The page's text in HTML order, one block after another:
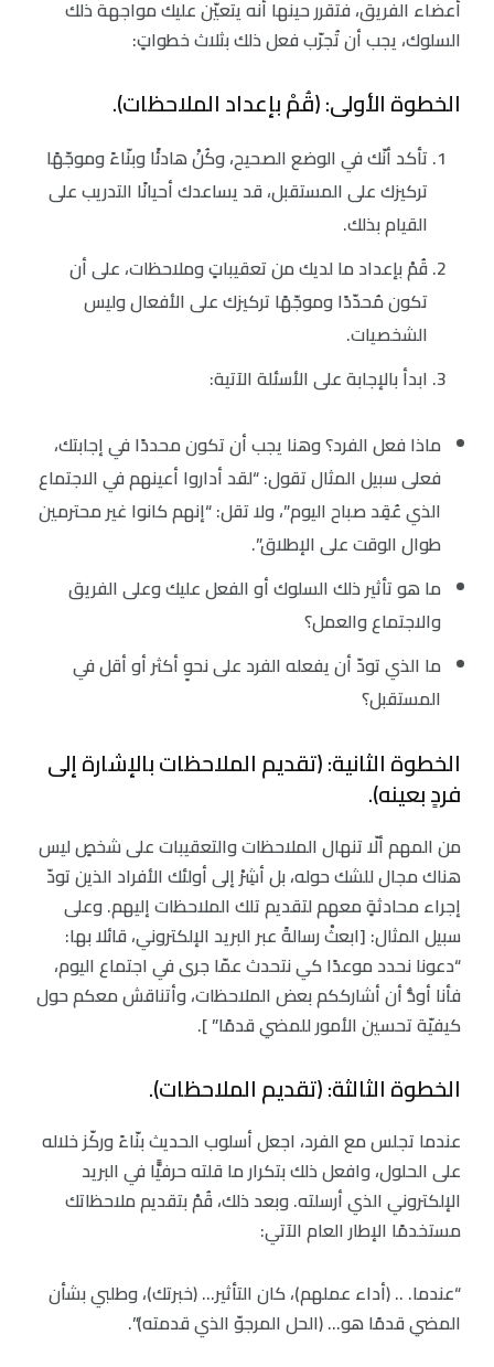
أعضاء الفريق، فتقرر حينها أنه يتعيّن عليك مواجهة ذلك
السلوك، يجب أن تُجرّب فعل ذلك بثلاث خطواتٍ:
الخطوة الأولى: (قُمْ بإعداد الملاحظات).
تأكد أنّك في الوضع الصحيح، وكُنْ هادئًا وبنّاءً وموجّهًا
تركيزك على المستقبل، قد يساعدك أحيانًا التدريب على
القيام بذلك.
قُمْ بإعداد ما لديك من تعقيباتٍ وملاحظات، على أن
تكون مُحدّدًا وموجّهًا تركيزك على الأفعال وليس
الشخصيات.
ابدأ بالإجابة على الأسئلة الآتية:
ماذا فعل الفرد؟ وهنا يجب أن تكون محددًا في إجابتك،
فعلى سبيل المثال تقول: “لقد أداروا أعينهم في الاجتماع
الذي عُقِد صباح اليوم”، ولا تقل: “إنهم كانوا غير محترمين
طوال الوقت على الإطلاق”.
ما هو تأثير ذلك السلوك أو الفعل عليك وعلى الفريق
والاجتماع والعمل؟
ما الذي تودّ أن يفعله الفرد على نحوٍ أكثر أو أقل في
المستقبل؟
الخطوة الثانية: (تقديم الملاحظات بالإشارة إلى
فردٍ بعينه).
من المهم ألّا تنهال الملاحظات والتعقيبات على شخصٍ ليس
هناك مجال للشك حوله، بل أشِرْ إلى أولئك الأفراد الذين تودّ
إجراء محادثةٍ معهم لتقديم تلك الملاحظات إليهم. وعلى
سبيل المثال: [ابعثْ رسالةً عبر البريد الإلكتروني، قائلا بها:
“دعونا نحدد موعدًا كي نتحدث عمّا جرى في اجتماع اليوم،
فأنا أودُّ أن أشارككم بعض الملاحظات، وأتناقش معكم حول
كيفيّة تحسين الأمور للمضي قدمًا” ].
الخطوة الثالثة: (تقديم الملاحظات).
عندما تجلس مع الفرد، اجعل أسلوب الحديث بنّاءً وركّز خلاله
على الحلول، وافعل ذلك بتكرار ما قلته حرفيًّا في البريد
الإلكتروني الذي أرسلته. وبعد ذلك، قُمْ بتقديم ملاحظاتك
مستخدمًا الإطار العام الآتي:
“عندما. .. (أداء عملهم)، كان التأثير… (خبرتك)، وطلبي بشأن
المضي قدمًا هو… (الحل المرجوّ الذي قدمته)”.